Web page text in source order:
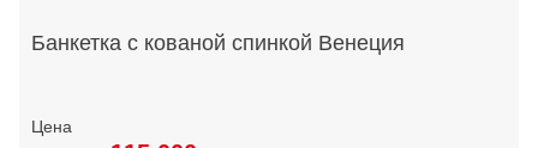
Банкетка с кованой спинкой Венеция